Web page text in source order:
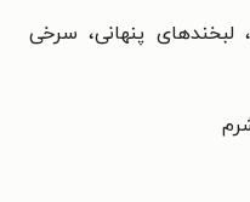
پنهانی، سرخی